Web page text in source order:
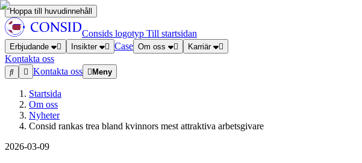
Hoppa till huvudinnehåll
Consids logotyp Till startsidan
Erbjudande Insikter Case Om oss Karriär
Kontakta oss
Kontakta oss
Meny
Startsida
Om oss
Nyheter
Consid rankas trea bland kvinnors mest attraktiva arbetsgivare
2026-03-09